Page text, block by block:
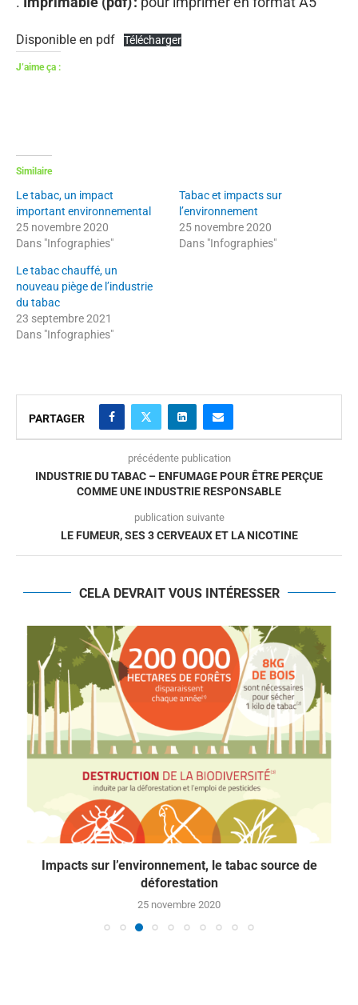
Disponible en pdf Télécharger
J’aime ça :
Similaire
Le tabac, un impact
important environnemental
25 novembre 2020
Dans "Infographies"
Tabac et impacts sur
l’environnement
25 novembre 2020
Dans "Infographies"
Le tabac chauffé, un
nouveau piège de l’industrie
du tabac
23 septembre 2021
Dans "Infographies"
PARTAGER
précédente publication
INDUSTRIE DU TABAC – ENFUMAGE POUR ÊTRE PERÇUE
COMME UNE INDUSTRIE RESPONSABLE
publication suivante
LE FUMEUR, SES 3 CERVEAUX ET LA NICOTINE
CELA DEVRAIT VOUS INTÉRESSER
Impacts sur l’environnement, le tabac source de
déforestation
25 novembre 2020